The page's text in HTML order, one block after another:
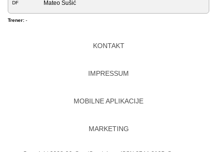
DF Mateo Sušić
Trener: -
KONTAKT
IMPRESSUM
MOBILNE APLIKACIJE
MARKETING